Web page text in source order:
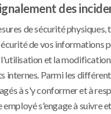
des
de sécurité
de vos informations
et la
internes. Parmi les
à s'y conformer et à
s'engage à suivre